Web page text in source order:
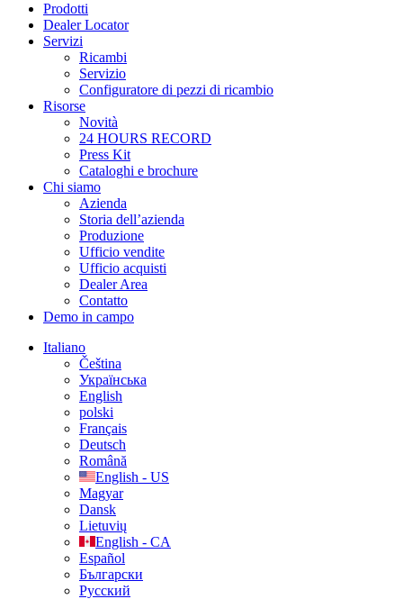
Prodotti
Dealer Locator
Servizi
Ricambi
Servizio
Configuratore di pezzi di ricambio
Risorse
Novità
24 HOURS RECORD
Press Kit
Cataloghi e brochure
Chi siamo
Azienda
Storia dell’azienda
Produzione
Ufficio vendite
Ufficio acquisti
Dealer Area
Contatto
Demo in campo
Italiano
Čeština
Українська
English
polski
Français
Deutsch
Română
English - US
Magyar
Dansk
Lietuvių
English - CA
Español
Български
Русский